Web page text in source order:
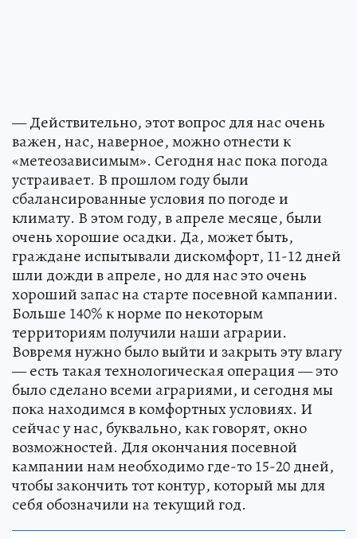
— Действительно, этот вопрос для нас очень
важен, нас, наверное, можно отнести к
«метеозависимым». Сегодня нас пока погода
устраивает. В прошлом году были
сбалансированные условия по погоде и
климату. В этом году, в апреле месяце, были
очень хорошие осадки. Да, может быть,
граждане испытывали дискомфорт, 11-12 дней
шли дожди в апреле, но для нас это очень
хороший запас на старте посевной кампании.
Больше 140% к норме по некоторым
территориям получили наши аграрии.
Вовремя нужно было выйти и закрыть эту влагу
— есть такая технологическая операция — это
было сделано всеми аграриями, и сегодня мы
пока находимся в комфортных условиях. И
сейчас у нас, буквально, как говорят, окно
возможностей. Для окончания посевной
кампании нам необходимо где-то 15-20 дней,
чтобы закончить тот контур, который мы для
себя обозначили на текущий год.